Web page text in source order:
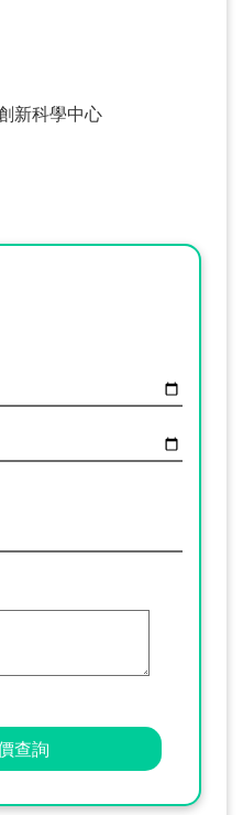
新科學中心
查詢